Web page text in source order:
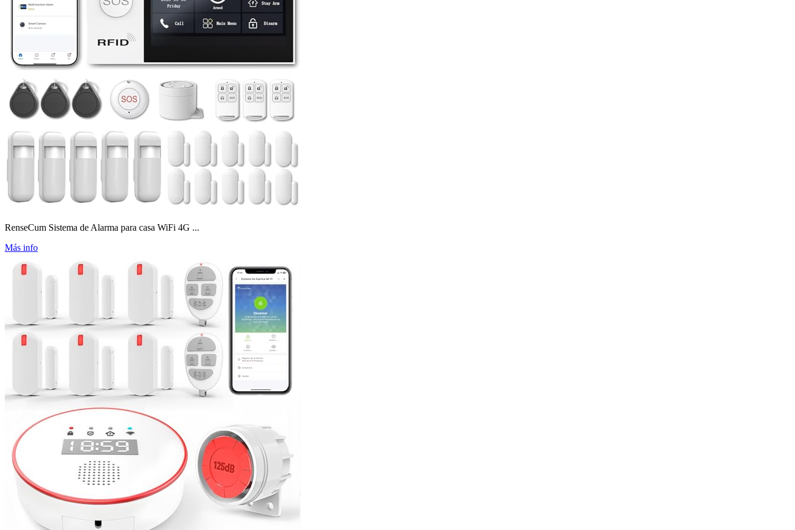
RenseCum Sistema de Alarma para casa WiFi 4G ...
Más info